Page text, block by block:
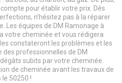
pour établir votre prix. Dès
n’hésitez pas à la réparer
Les équipes de DM Ramonage à
votre cheminée et vous rédigera
constateront les problèmes et les
professionnelles de DM
subits par votre cheminée.
de cheminée avant les travaux de
le 50250 !